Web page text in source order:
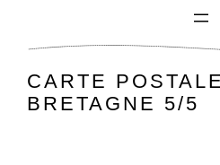
CARTE
BRETAGNE 5/5